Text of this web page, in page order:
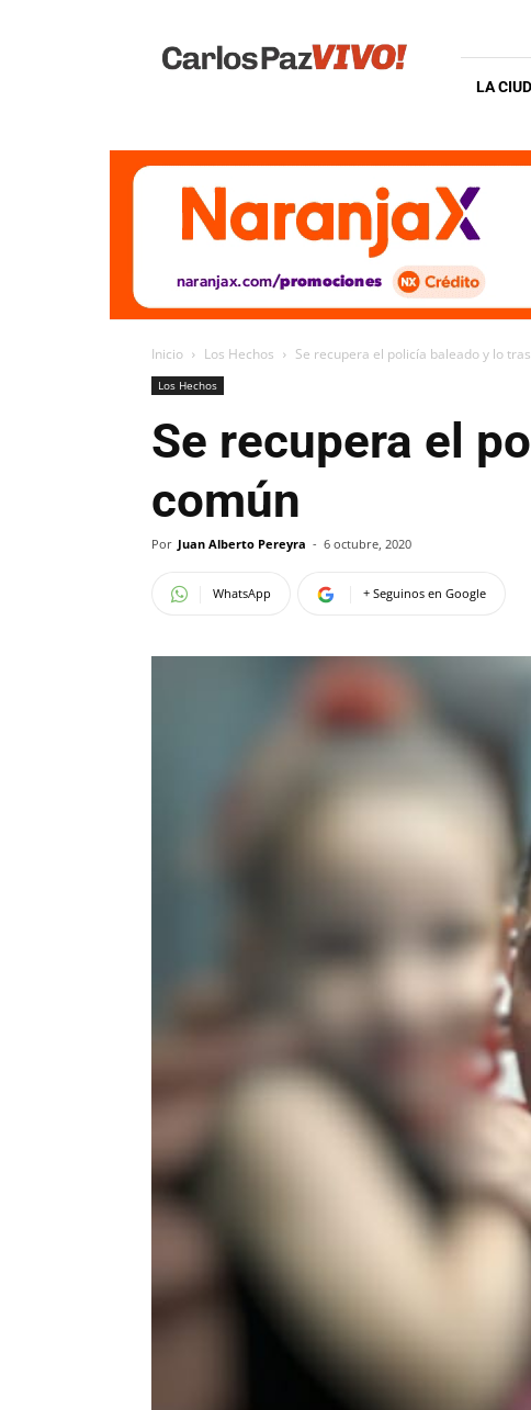
Vivo
LA
Inicio Los Hechos Se recupera el policía baleado y lo
Los Hechos
Se recupera el
común
Por Juan Alberto Pereyra - 6 octubre, 2020
WhatsApp + Seguinos en Google